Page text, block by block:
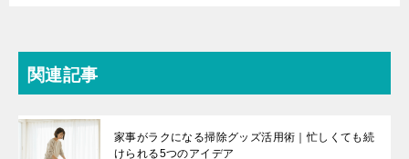
関連記事
家事がラクになる掃除グッズ活用術｜忙しくても続
けられる5つのアイデア